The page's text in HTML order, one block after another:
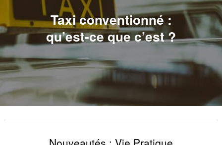
Taxi conventionné :
qu’est-ce que c’est ?